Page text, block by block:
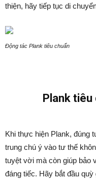
thiện, hãy tiếp tục di
Động tác Plank tiêu chuẩn
Plank tiêu
Khi thực hiện Plank, đúng
trung chú ý vào tư thế
tuyệt vời mà còn giúp bảo
đáng tiếc. Hãy bắt đầu